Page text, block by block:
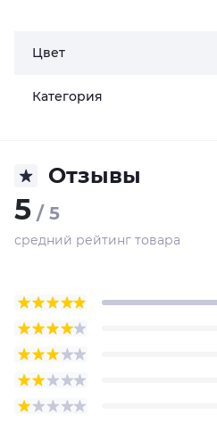
Цвет
Категория
Отзывы
5 / 5
средний рейтинг товара